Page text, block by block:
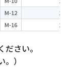
M-12
2
M-16 2
さい。
）